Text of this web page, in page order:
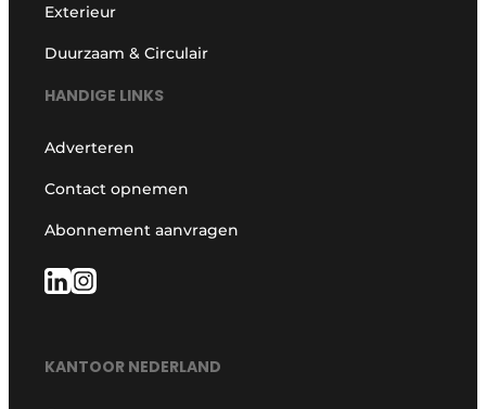
Exterieur
Duurzaam & Circulair
HANDIGE LINKS
Adverteren
Contact opnemen
Abonnement aanvragen
KANTOOR NEDERLAND